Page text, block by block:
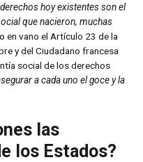
hoy existentes son el
que nacieron, muchas
en vano el Artículo 23 de la
y del Ciudadano francesa
social de los derechos
a cada uno el goce y la
las
los Estados?